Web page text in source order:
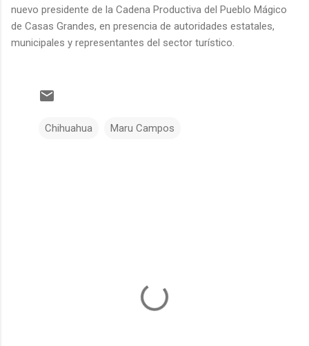
nuevo presidente de la Cadena Productiva del Pueblo Mágico
de Casas Grandes, en presencia de autoridades estatales,
municipales y representantes del sector turístico.
Chihuahua Maru Campos